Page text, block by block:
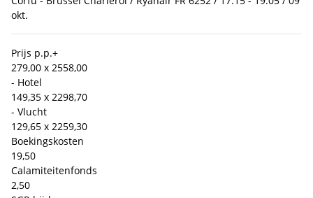
okt.
Prijs p.p.+
279,00 x 2558,00
- Hotel
149,35 x 2298,70
- Vlucht
129,65 x 2259,30
Boekingskosten
19,50
Calamiteitenfonds
2,50